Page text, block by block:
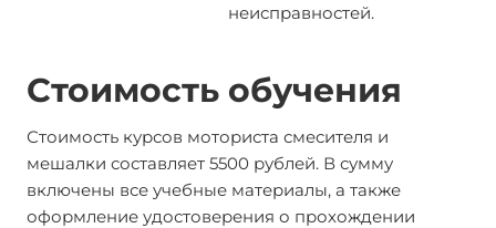
неисправностей.
Стоимость обучения
Стоимость курсов моториста смесителя и
мешалки составляет 5500 рублей. В сумму
включены все учебные материалы, а также
оформление удостоверения о прохождении